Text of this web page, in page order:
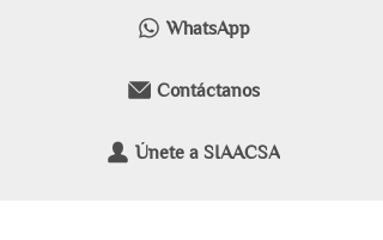
WhatsApp
Contáctanos
Únete a SIAACSA